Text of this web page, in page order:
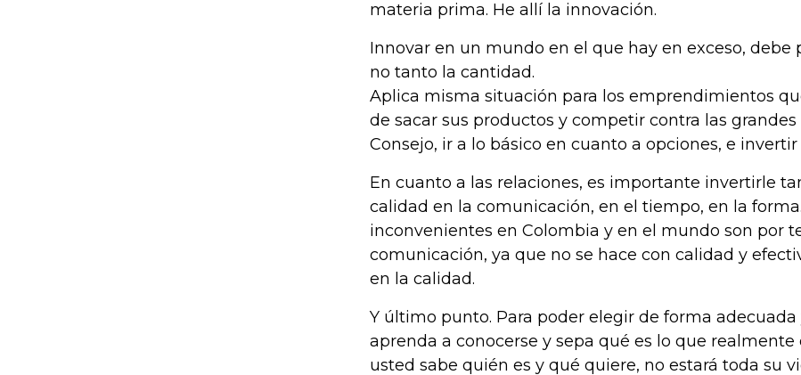
materia prima. He allí la innovación.
Innovar en un mundo en el que hay en exceso, debe
no tanto la cantidad.
Aplica misma situación para los emprendimientos
de sacar sus productos y competir contra las grandes
Consejo, ir a lo básico en cuanto a opciones, e
En cuanto a las relaciones, es importante invertirle
calidad en la comunicación, en el tiempo, en la
inconvenientes en Colombia y en el mundo son por
comunicación, ya que no se hace con calidad y
en la calidad.
Y último punto. Para poder elegir de forma adecuada
aprenda a conocerse y sepa qué es lo que realmente
usted sabe quién es y qué quiere, no estará toda su